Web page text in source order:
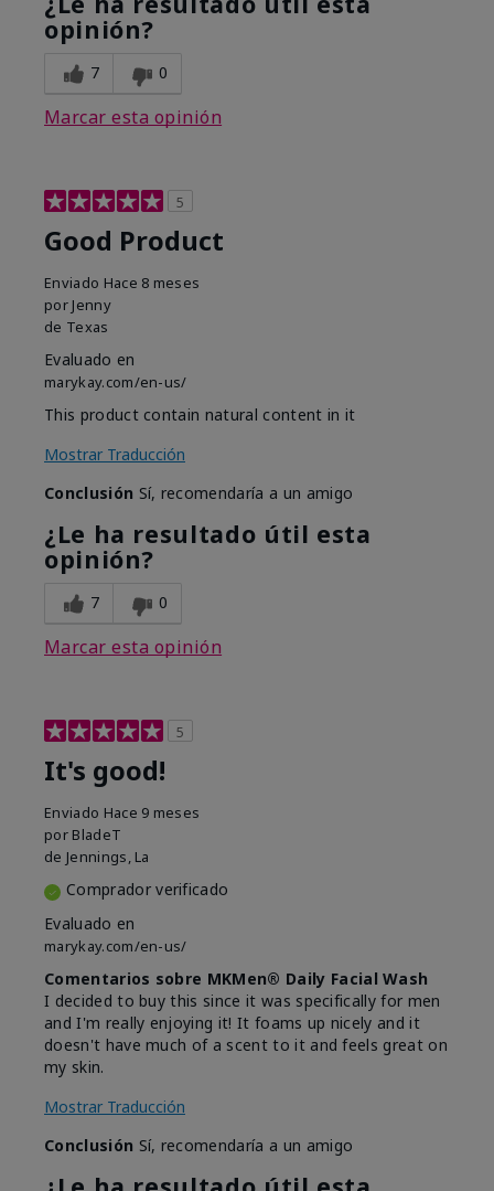
opinión?
7 0
Marcar esta opinión
5
Good Product
Enviado Hace 8 meses
por Jenny
de Texas
Evaluado en
marykay.com/en-us/
This product contain natural content in it
Mostrar Traducción
Conclusión Sí, recomendaría a un amigo
¿Le ha resultado útil esta
opinión?
7 0
Marcar esta opinión
5
It's good!
Enviado Hace 9 meses
por BladeT
de Jennings, La
Comprador verificado
Evaluado en
marykay.com/en-us/
Comentarios sobre MKMen® Daily Facial Wash
I decided to buy this since it was specifically for men
and I'm really enjoying it! It foams up nicely and it
doesn't have much of a scent to it and feels great on
my skin.
Mostrar Traducción
Conclusión Sí, recomendaría a un amigo